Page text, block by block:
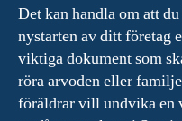
Det kan handla om att
nystarten av ditt företag
viktiga dokument som
röra arvoden eller
föräldrar vill undvika en